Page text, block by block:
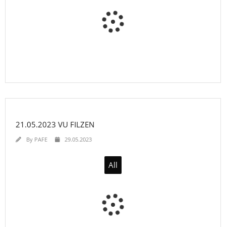
21.05.2023 VU FILZEN
By PAFE 29.05.2023
All